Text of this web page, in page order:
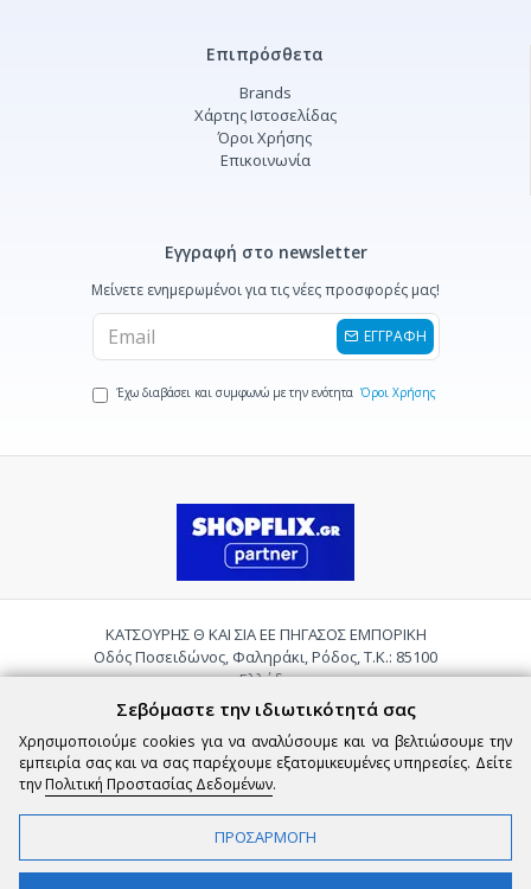
Επιπρόσθετα
Brands
Χάρτης Ιστοσελίδας
Όροι Χρήσης
Επικοινωνία
Εγγραφή στο newsletter
Μείνετε ενημερωμένοι για τις νέες προσφορές μας!
ΕΓΓΡΑΦΗ
Έχω διαβάσει και συμφωνώ με την ενότητα Όροι Χρήσης
ΚΑΤΣΟΥΡΗΣ Θ ΚΑΙ ΣΙΑ ΕΕ ΠΗΓΑΣΟΣ ΕΜΠΟΡΙΚΗ
Οδός Ποσειδώνος, Φαληράκι, Ρόδος, Τ.Κ.: 85100
Ελλάδα
Τηλ.:2241085059
Email:
pigasosemporiki@gmail.com
Σεβόμαστε την ιδιωτικότητά σας
Χρησιμοποιούμε cookies για να αναλύσουμε και να βελτιώσουμε την
εμπειρία σας και να σας παρέχουμε εξατομικευμένες υπηρεσίες. Δείτε
την Πολιτική Προστασίας Δεδομένων.
ΠΡΟΣΑΡΜΟΓΗ